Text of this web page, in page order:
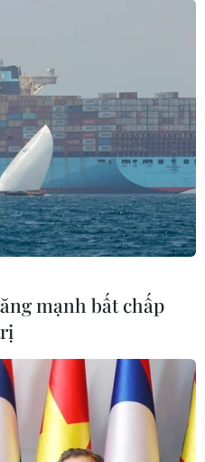
Maduro hối thúc các nỗ
một thanh niên bị sát hại
vừa qua.
mạnh bất chấp